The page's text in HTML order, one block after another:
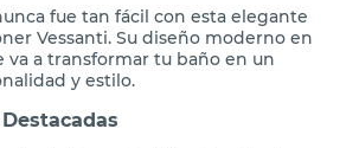
fue tan fácil con esta elegante
Vessanti. Su diseño moderno en
a transformar tu baño en un
y estilo.